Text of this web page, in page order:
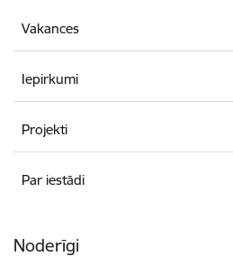
Vakances
Iepirkumi
Projekti
Par iestādi
Noderīgi